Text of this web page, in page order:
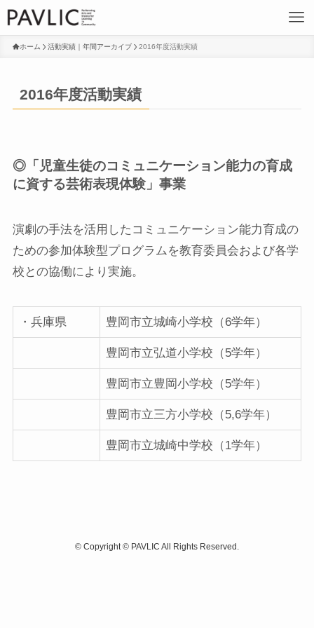
ホーム 活動実績｜年間アーカイブ 2016年度活動実績
2016年度活動実績
◎「児童生徒のコミュニケーション能力の育成
に資する芸術表現体験」事業
演劇の手法を活用したコミュニケーション能力育成の
ための参加体験型プログラムを教育委員会および各学
校との協働により実施。
・兵庫県 豊岡市立城崎小学校（6学年）
豊岡市立弘道小学校（5学年）
豊岡市立豊岡小学校（5学年）
豊岡市立三方小学校（5,6学年）
豊岡市立城崎中学校（1学年）
© Copyright © PAVLIC All Rights Reserved.